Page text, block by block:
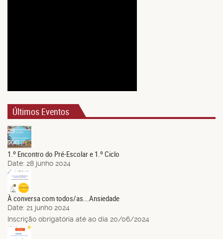
Últimos Eventos
28
Jun.
1.º Encontro do Pré-Escolar e 1.º Ciclo
Date: 28 junho 2024
21
Jun.
À conversa com todos/as...Ansiedade
Date: 21 junho 2024
Inscrição obrigatória até ao dia 20/06/2024